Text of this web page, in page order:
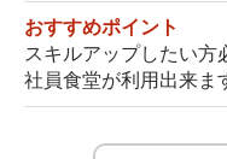
おすすめポイント
スキルアップしたい
社員食堂が利用出来ま